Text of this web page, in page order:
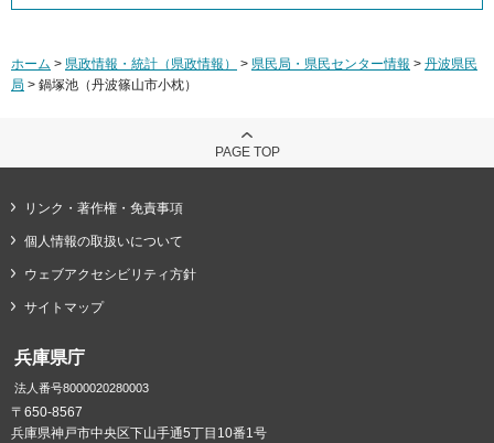
ホーム > 県政情報・統計（県政情報） > 県民局・県民センター情報 > 丹波県民
局 > 鍋塚池（丹波篠山市小枕）
PAGE TOP
リンク・著作権・免責事項
個人情報の取扱いについて
ウェブアクセシビリティ方針
サイトマップ
兵庫県庁
法人番号8000020280003
〒650-8567
兵庫県神戸市中央区下山手通5丁目10番1号